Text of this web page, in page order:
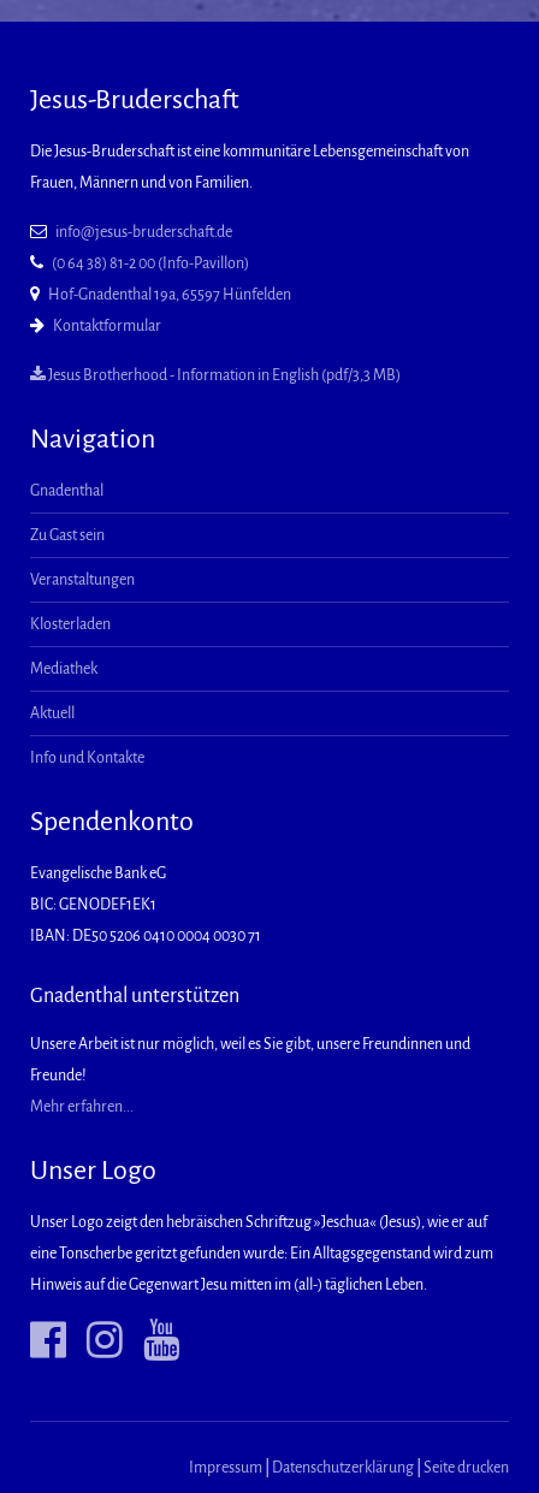
Jesus-Bruderschaft
Die Jesus-Bruderschaft ist eine kommunitäre Lebensgemeinschaft von
Frauen, Männern und von Familien.
info@jesus-bruderschaft.de
(0 64 38) 81-2 00 (Info-Pavillon)
Hof-Gnadenthal 19a, 65597 Hünfelden
Kontaktformular
Jesus Brotherhood - Information in English (pdf/3,3 MB)
Navigation
Gnadenthal
Zu Gast sein
Veranstaltungen
Klosterladen
Mediathek
Aktuell
Info und Kontakte
Spendenkonto
Evangelische Bank eG
BIC: GENODEF1EK1
IBAN: DE50 5206 0410 0004 0030 71
Gnadenthal unterstützen
Unsere Arbeit ist nur möglich, weil es Sie gibt, unsere Freundinnen und
Freunde!
Mehr erfahren...
Unser Logo
Unser Logo zeigt den hebräischen Schriftzug »Jeschua« (Jesus), wie er auf
eine Tonscherbe geritzt gefunden wurde: Ein Alltagsgegenstand wird zum
Hinweis auf die Gegenwart Jesu mitten im (all-) täglichen Leben.
Impressum Datenschutzerklärung Seite drucken